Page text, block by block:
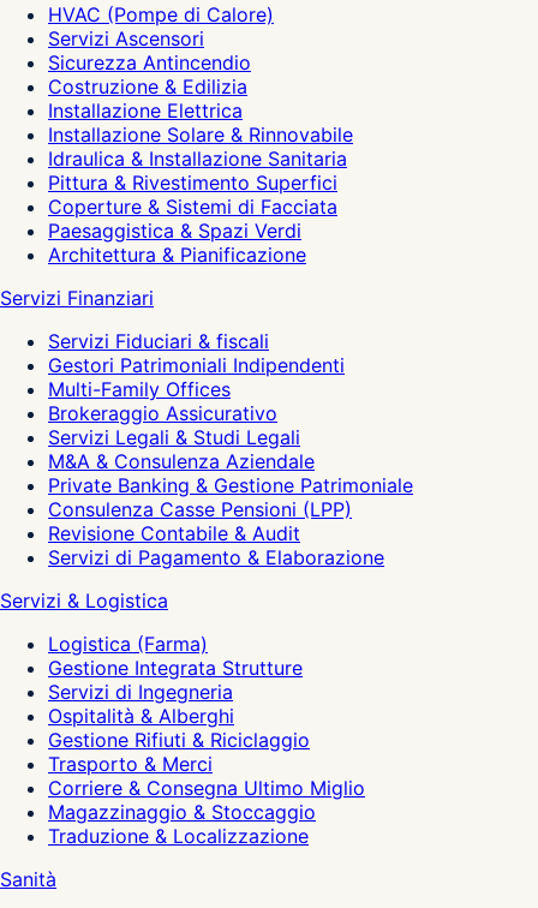
HVAC (Pompe di Calore)
Servizi Ascensori
Sicurezza Antincendio
Costruzione & Edilizia
Installazione Elettrica
Installazione Solare & Rinnovabile
Idraulica & Installazione Sanitaria
Pittura & Rivestimento Superfici
Coperture & Sistemi di Facciata
Paesaggistica & Spazi Verdi
Architettura & Pianificazione
Servizi Finanziari
Servizi Fiduciari & fiscali
Gestori Patrimoniali Indipendenti
Multi-Family Offices
Brokeraggio Assicurativo
Servizi Legali & Studi Legali
M&A & Consulenza Aziendale
Private Banking & Gestione Patrimoniale
Consulenza Casse Pensioni (LPP)
Revisione Contabile & Audit
Servizi di Pagamento & Elaborazione
Servizi & Logistica
Logistica (Farma)
Gestione Integrata Strutture
Servizi di Ingegneria
Ospitalità & Alberghi
Gestione Rifiuti & Riciclaggio
Trasporto & Merci
Corriere & Consegna Ultimo Miglio
Magazzinaggio & Stoccaggio
Traduzione & Localizzazione
Sanità